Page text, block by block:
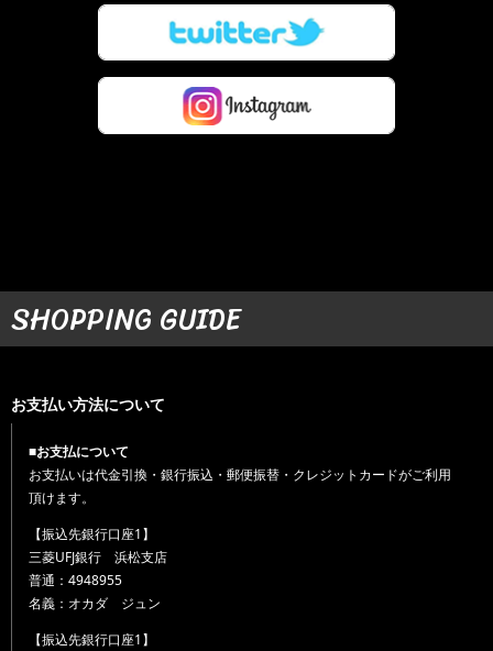
SHOPPING GUIDE
お支払い方法について
■お支払について
お支払いは代金引換・銀行振込・郵便振替・クレジットカードがご利用
頂けます。
【振込先銀行口座1】
三菱UFJ銀行 浜松支店
普通：4948955
名義：オカダ ジュン
【振込先銀行口座1】